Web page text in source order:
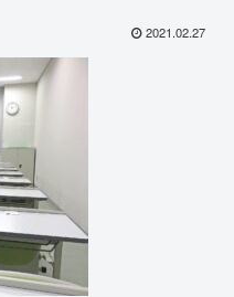
2021.02.27